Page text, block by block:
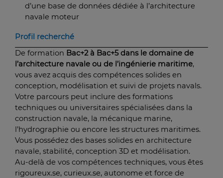
d’une base de données dédiée à l’architecture
navale moteur
Profil recherché
De formation Bac+2 à Bac+5 dans le domaine de
l’architecture navale ou de l’ingénierie maritime,
vous avez acquis des compétences solides en
conception, modélisation et suivi de projets navals.
Votre parcours peut inclure des formations
techniques ou universitaires spécialisées dans la
construction navale, la mécanique marine,
l’hydrographie ou encore les structures maritimes.
Vous possédez des bases solides en architecture
navale, stabilité, conception 3D et modélisation.
Au-delà de vos compétences techniques, vous êtes
rigoureux.se, curieux.se, autonome et force de